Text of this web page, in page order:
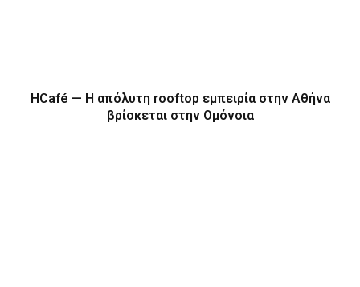
HCafé — Η απόλυτη rooftop εμπειρία στην Αθήνα
βρίσκεται στην Ομόνοια